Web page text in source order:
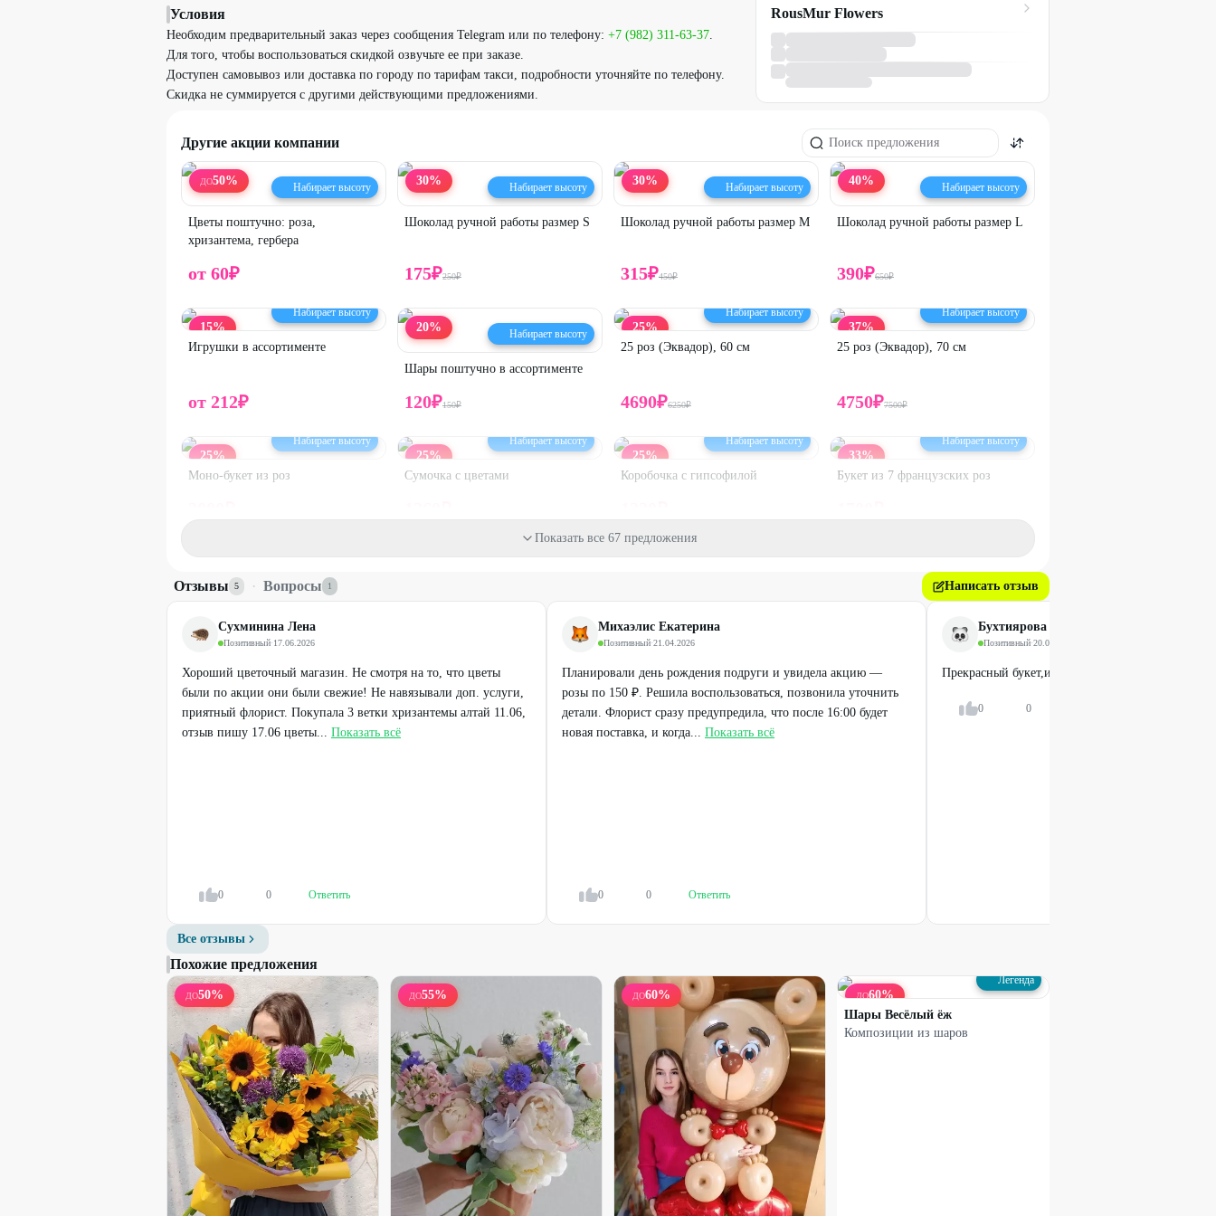
Условия
Необходим предварительный заказ через сообщения Telegram или по телефону: +7 (982) 311-63-37.
Для того, чтобы воспользоваться скидкой озвучьте ее при заказе.
Доступен самовывоз или доставка по городу по тарифам такси, подробности уточняйте по телефону.
Скидка не суммируется с другими действующими предложениями.
RousMur Flowers
Другие акции компании
ДО50% Набирает высоту
Цветы поштучно: роза,
хризантема, гербера
от 60₽
30% Набирает высоту
Шоколад ручной работы размер S
175₽250₽
30% Набирает высоту
Шоколад ручной работы размер M
315₽450₽
40% Набирает высоту
Шоколад ручной работы размер L
390₽650₽
15%
Набирает высоту
Игрушки в ассортименте
от 212₽
20% Набирает высоту
Шары поштучно в ассортименте
120₽150₽
25%
Набирает высоту
25 роз (Эквадор), 60 см
4690₽6250₽
37%
Набирает высоту
25 роз (Эквадор), 70 см
4750₽7500₽
25%
Набирает высоту
Моно-букет из роз
25%
Набирает высоту
Сумочка с цветами
25%
Набирает высоту
Коробочка с гипсофилой
33%
Набирает высоту
Букет из 7 французских роз
Набирает высоту
Букет-микс французских роз
Набирает высоту
Сборная коробка
Набирает высоту
Букет из 21 розы с гипсофилой
Показать все 67 предложения
Отзывы 5 · Вопросы 1 Написать отзыв
Сухминина Лена
Позитивный·17.06.2026
Хороший цветочный магазин. Не смотря на то, что цветы
были по акции они были свежие! Не навязывали доп. услуги,
приятный флорист. Покупала 3 ветки хризантемы алтай 11.06,
отзыв пишу 17.06 цветы... Показать всё
0 0 Ответить
Михаэлис Екатерина
Позитивный·21.04.2026
Планировали день рождения подруги и увидела акцию —
розы по 150 ₽. Решила воспользоваться, позвонила уточнить
детали. Флорист сразу предупредила, что после 16:00 будет
новая поставка, и когда... Показать всё
0 0 Ответить
Бухтиярова Анастасия Бухтиярова
Позитивный·20.04.2026
Прекрасный букет,именниница в восторге!!!!!
0 0
Все отзывы
Похожие предложения
ДО50% ДО55% ДО60% ДО60%
Легенда
Шары Весёлый ёж
Композиции из шаров